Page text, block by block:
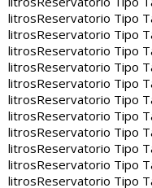
litrosReservatorio Tipo
litrosReservatorio Tipo
litrosReservatorio Tipo
litrosReservatorio Tipo
litrosReservatorio Tipo
litrosReservatorio Tipo
litrosReservatorio Tipo
litrosReservatorio Tipo
litrosReservatorio Tipo
litrosReservatorio Tipo
litrosReservatorio Tipo